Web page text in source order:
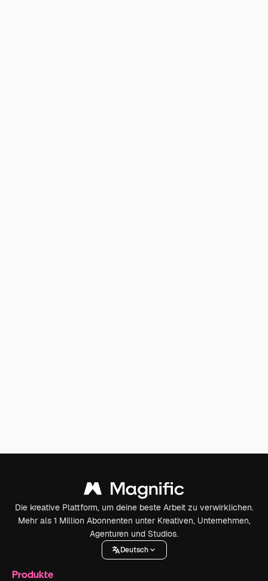
Die kreative Plattform, um deine beste Arbeit zu verwirklichen.
Mehr als 1 Million Abonnenten unter Kreativen, Unternehmen,
Agenturen und Studios.
Deutsch
Produkte